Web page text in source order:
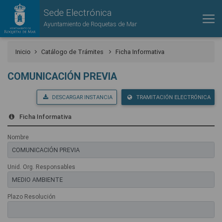
Sede Electrónica
Ayuntamiento de Roquetas de Mar
Inicio Catálogo de Trámites Ficha Informativa
COMUNICACIÓN PREVIA
DESCARGAR INSTANCIA TRAMITACIÓN ELECTRÓNICA
Ficha Informativa
Nombre
Unid. Org. Responsables
Plazo Resolución